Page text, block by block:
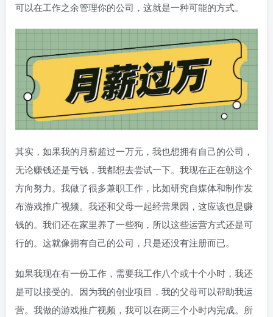
可以在工作之余管理你的公司，这就是一种可能的方式。
其实，如果我的月薪超过一万元，我也想拥有自己的公司，
无论赚钱还是亏钱，我都想去尝试一下。我现在正在朝这个
方向努力。我做了很多兼职工作，比如研究自媒体和制作发
布游戏推广视频。我还和父母一起经营果园，这应该也是赚
钱的。我们还在家里养了一些狗，所以这些运营方式还是可
行的。这就像拥有自己的公司，只是还没有注册而已。
如果我现在有一份工作，需要我工作八个或十个小时，我还
是可以接受的。因为我的创业项目，我的父母可以帮助我运
营。我做的游戏推广视频，我可以在两三个小时内完成。所